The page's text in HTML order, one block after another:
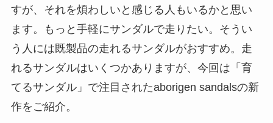
すが、それを煩わしいと感じる人もいるかと思い
ます。もっと手軽にサンダルで走りたい。そうい
う人には既製品の走れるサンダルがおすすめ。走
れるサンダルはいくつかありますが、今回は「育
てるサンダル」で注目されたaborigen sandalsの新
作をご紹介。